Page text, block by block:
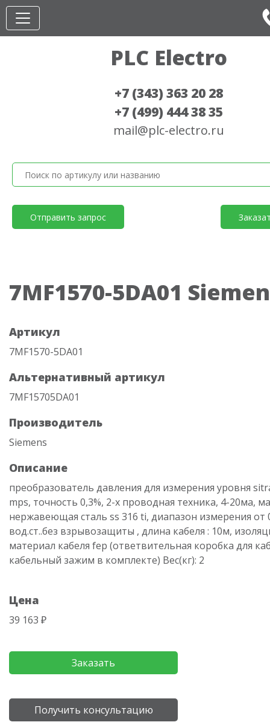
PLC Electro
+7 (343) 363 20 28
+7 (499) 444 38 35
mail@plc-electro.ru
Отправить запрос
7MF1570-5DA01
Артикул
7MF1570-5DA01
Альтернативный артикул
7MF15705DA01
Производитель
Siemens
Описание
преобразователь давления для измерения уровня
mps, точность 0,3%, 2-х проводная техника, 4-20ма,
нержавеющая сталь ss 316 ti, диапазон измерения от
вод.ст..без взрывозащиты , длина кабеля : 10м,
материал кабеля fep (ответвительная коробка для
кабельный зажим в комплекте) Вес(кг): 2
Цена
39 163 ₽
Заказать
Получить консультацию